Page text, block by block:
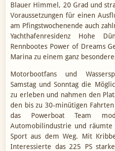
Blauer Himmel, 20 Grad und
Voraussetzungen für einen
am Pfingstwochenende auch
Yachthafenresidenz Hohe
Rennbootes Power of Dreams
Marina zu einem ganz
Motorbootfans und
Samstag und Sonntag die
zu erleben und nahmen den
den bis zu 30-minütigen
das Powerboat Team
Automobilindustrie und
Sport aus dem Weg. Mit
Interessierte das 225 PS